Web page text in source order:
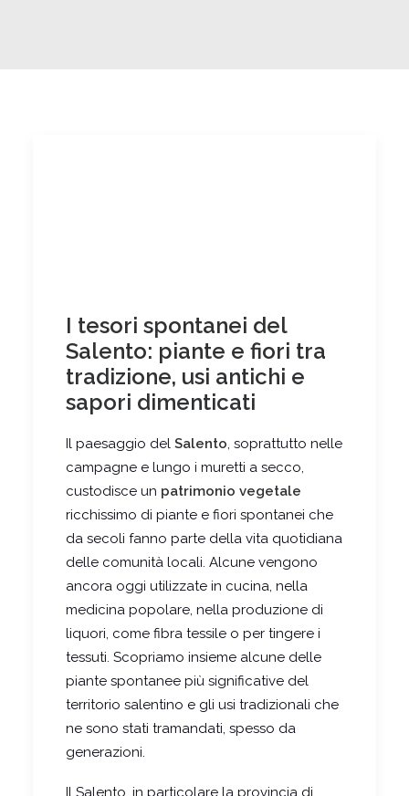
I tesori spontanei del
Salento: piante e fiori tra
tradizione, usi antichi e
sapori dimenticati
Il paesaggio del Salento, soprattutto nelle
campagne e lungo i muretti a secco,
custodisce un patrimonio vegetale
ricchissimo di piante e fiori spontanei che
da secoli fanno parte della vita quotidiana
delle comunità locali. Alcune vengono
ancora oggi utilizzate in cucina, nella
medicina popolare, nella produzione di
liquori, come fibra tessile o per tingere i
tessuti. Scopriamo insieme alcune delle
piante spontanee più significative del
territorio salentino e gli usi tradizionali che
ne sono stati tramandati, spesso da
generazioni.
Il Salento, in particolare la provincia di